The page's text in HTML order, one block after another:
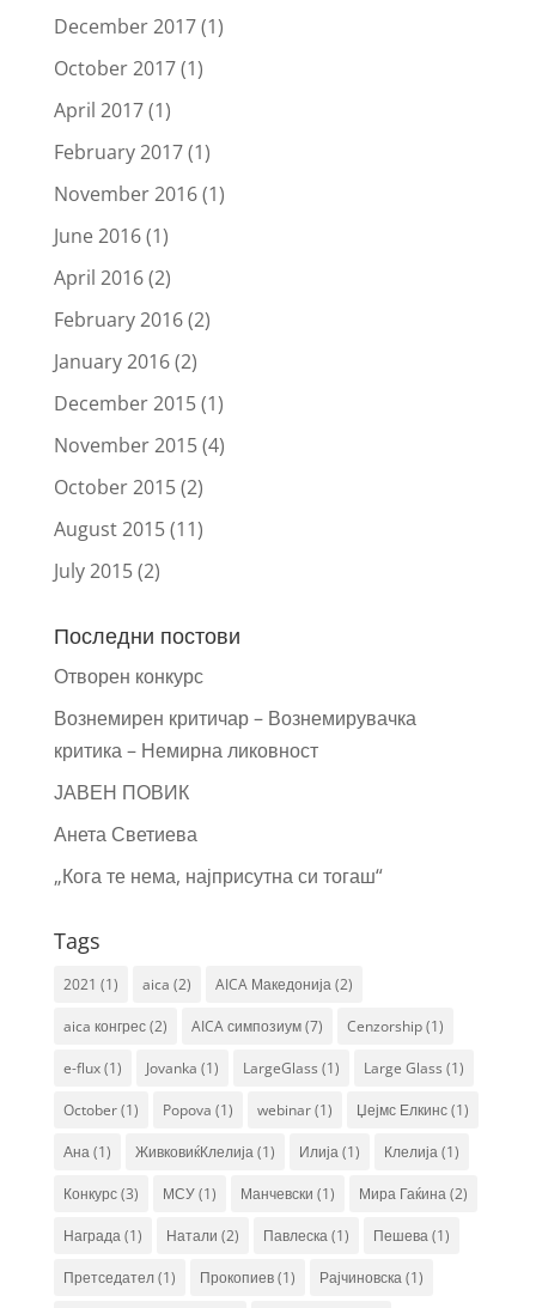
December 2017(1)
October 2017(1)
April 2017(1)
February 2017(1)
November 2016(1)
June 2016(1)
April 2016(2)
February 2016(2)
January 2016(2)
December 2015(1)
November 2015(4)
October 2015(2)
August 2015(11)
July 2015(2)
Последни постови
Отворен конкурс
Вознемирен критичар – Вознемирувачка
критика – Немирна ликовност
ЈАВЕН ПОВИК
Анета Светиева
„Кога те нема, најприсутна си тогаш“
Tags
2021 (1) aica (2) AICA Македонија(2)
aica конгрес(2) AICA симпозиум(7) Cenzorship(1)
e-flux(1) Jovanka (1) LargeGlass (1) Large Glass (1)
October(1) Popova (1) webinar(1) Џејмс Елкинс(1)
Ана(1) ЖивковиќКлелија(1) Илија(1) Клелија(1)
Конкурс(3) МСУ(1) Манчевски (1) Мира Гаќина(2)
Награда(1) Натали (2) Павлеска(1) Пешева(1)
Претседател(1) Прокопиев(1) Рајчиновска(1)